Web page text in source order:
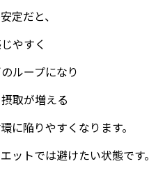
定だと、
やすく
ループになり
取が増える
に陥りやすくなります。
ットでは避けたい状態です。